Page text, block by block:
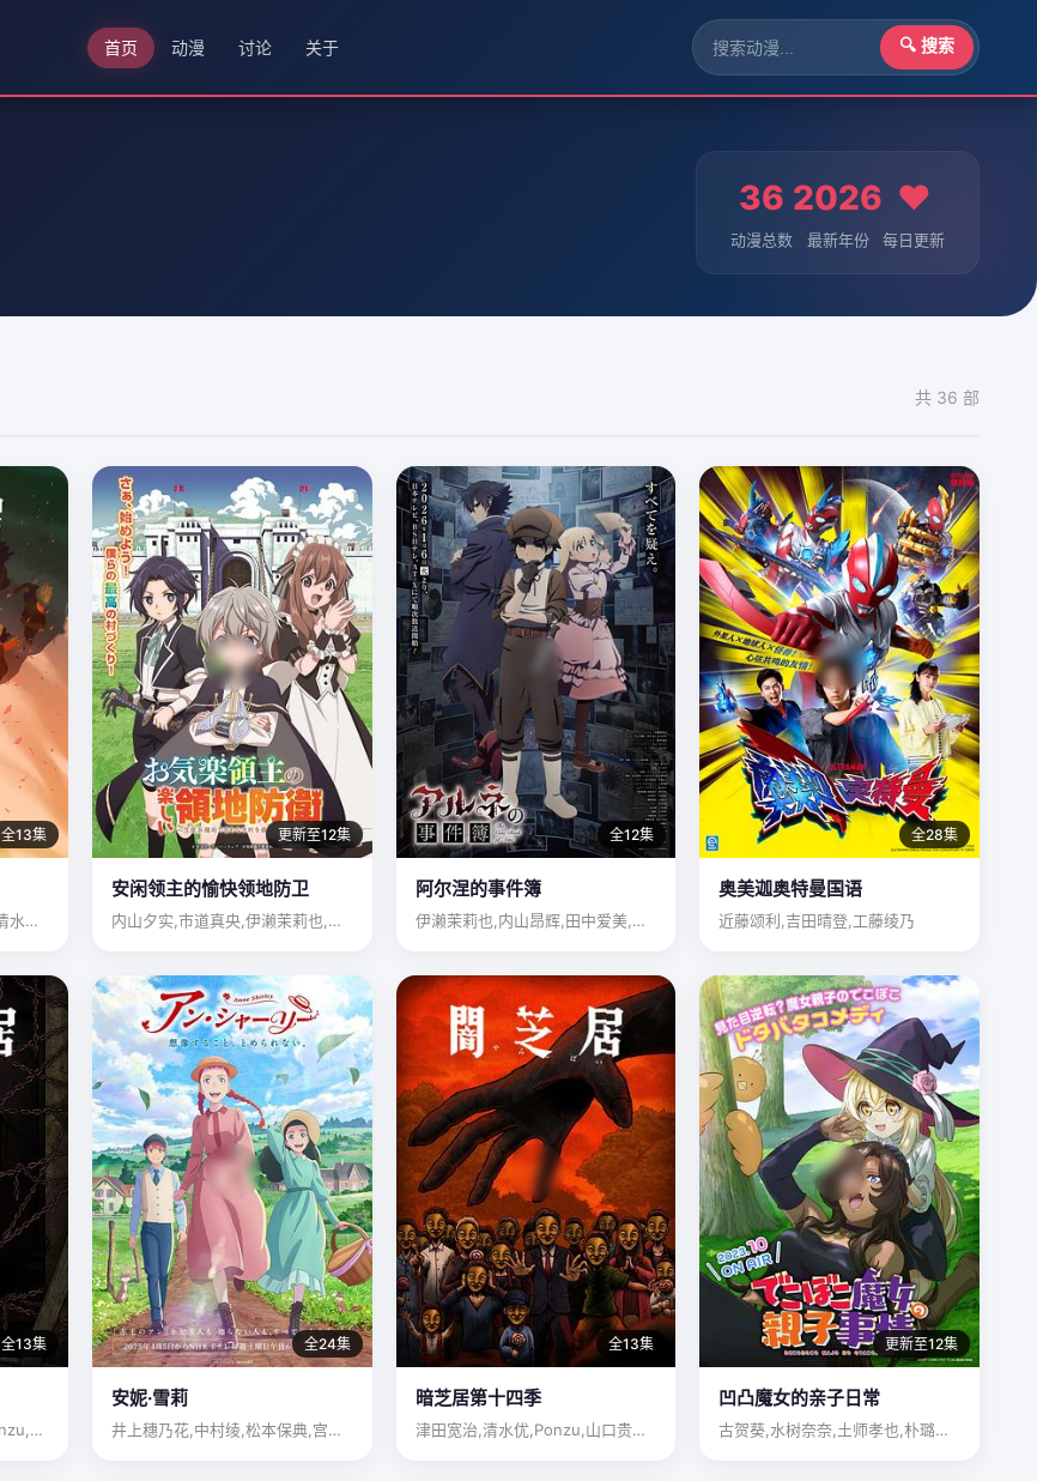
首页 动漫 讨论 关于 🔍 搜索
36
动漫总数
2026
最新年份
❤️
每日更新
共 36 部
全13集
津田宽治,平野良,星野勇太,清水优,土屋咲登子
更新至12集
安闲领主的愉快领地防卫
内山夕实,市道真央,伊濑茉莉也,日笠阳子,若山诗音,堀内贤雄…
全12集
阿尔涅的事件簿
伊濑茉莉也,内山昂辉,田中爱美,贯井柚佳
全28集
奥美迦奥特曼国语
近藤颂利,吉田晴登,工藤绫乃
全13集
津田宽治,篠田谅,清水优,Ponzu,本田寿寿丸,吉田晴雄,…
全24集
安妮·雪莉
井上穗乃花,中村绫,松本保典,宫濑尚也,宫本侑芽
全13集
暗芝居第十四季
津田宽治,清水优,Ponzu,山口贵也,星野勇太,吉田晴雄,…
更新至12集
凹凸魔女的亲子日常
古贺葵,水树奈奈,土师孝也,朴璐美,花泽香菜